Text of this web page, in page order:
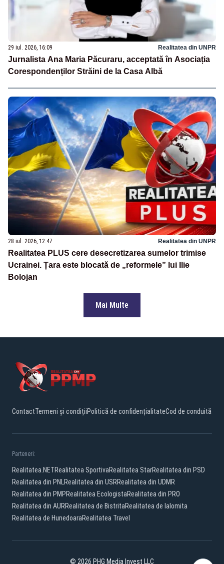
29 iul. 2026, 16:09 Realitatea din UNPR
Jurnalista Ana Maria Păcuraru, acceptată în Asociația
Corespondenților Străini de la Casa Albă
28 iul. 2026, 12:47 Realitatea din UNPR
Realitatea PLUS cere desecretizarea sumelor trimise
Ucrainei. Țara este blocată de „reformele” lui Ilie
Bolojan
Mai Multe
ContactTermeni și condițiiPolitică de confidențialitateCod de conduită
Parteneri:
Realitatea.NETRealitatea SportivaRealitatea StarRealitatea din PSD
Realitatea din PNLRealitatea din USRRealitatea din UDMR
Realitatea din PMPRealitatea EcologistaRealitatea din PRO
Realitatea din AURRealitatea de BistritaRealitatea de Ialomita
Realitatea de HunedoaraRealitatea Travel
© 2026 PHG Media Invest LLC